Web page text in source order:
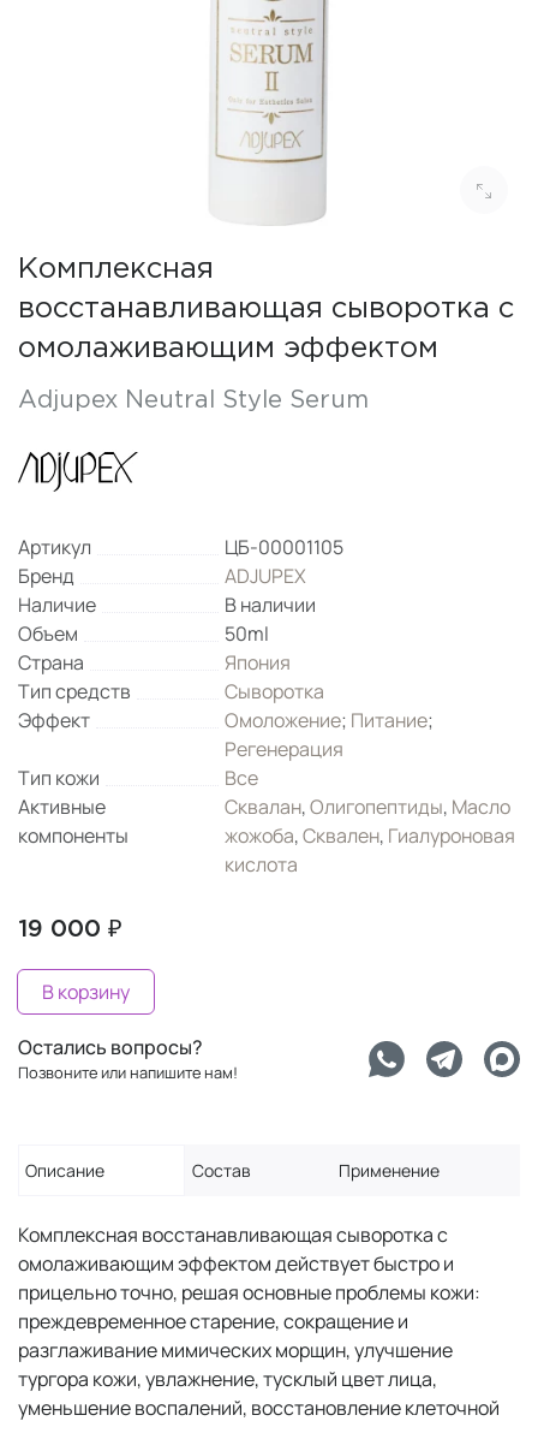
Комплексная
восстанавливающая сыворотка с
омолаживающим эффектом
Adjupex Neutral Style Serum
Артикул
ЦБ-00001105
Бренд
ADJUPEX
Наличие
В наличии
Объем
50ml
Страна
Япония
Тип средств
Сыворотка
Эффект
Омоложение; Питание;
Регенерация
Тип кожи
Все
Активные
компоненты
Сквалан,Олигопептиды, Масло
жожоба,Сквален, Гиалуроновая
кислота
19 000 ₽
В корзину
Остались вопросы?
Позвоните или напишите нам!
Описание Состав Применение
Комплексная восстанавливающая сыворотка с
омолаживающим эффектом действует быстро и
прицельно точно, решая основные проблемы кожи:
преждевременное старение, сокращение и
разглаживание мимических морщин, улучшение
тургора кожи, увлажнение, тусклый цвет лица,
уменьшение воспалений, восстановление клеточной